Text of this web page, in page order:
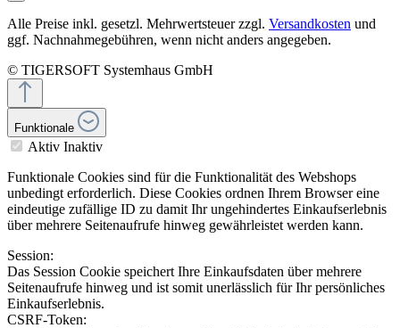
Alle Preise inkl. gesetzl. Mehrwertsteuer zzgl. Versandkosten und
ggf. Nachnahmegebühren, wenn nicht anders angegeben.
© TIGERSOFT Systemhaus GmbH
Funktionale
Aktiv Inaktiv
Funktionale Cookies sind für die Funktionalität des Webshops
unbedingt erforderlich. Diese Cookies ordnen Ihrem Browser eine
eindeutige zufällige ID zu damit Ihr ungehindertes Einkaufserlebnis
über mehrere Seitenaufrufe hinweg gewährleistet werden kann.
Session:
Das Session Cookie speichert Ihre Einkaufsdaten über mehrere
Seitenaufrufe hinweg und ist somit unerlässlich für Ihr persönliches
Einkaufserlebnis.
CSRF-Token: